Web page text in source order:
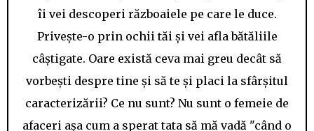
îi vei descoperi războaiele pe care le duce.
Privește-o prin ochii tăi și vei afla bătăliile
câștigate. Oare există ceva mai greu decât să
vorbești despre tine și să te și placi la sfârșitul
caracterizării? Ce nu sunt? Nu sunt o femeie de
afaceri așa cum a sperat tata să mă vadă "când o